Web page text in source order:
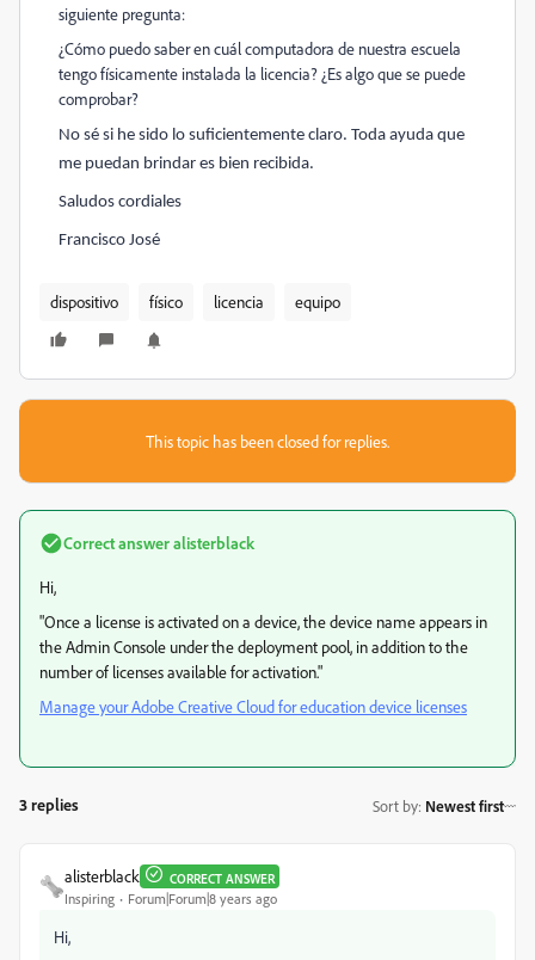
siguiente pregunta:
¿Cómo puedo saber en cuál computadora de nuestra escuela
tengo físicamente instalada la licencia? ¿Es algo que se puede
comprobar?
No sé si he sido lo suficientemente claro. Toda ayuda que
me puedan brindar es bien recibida.
Saludos cordiales
Francisco José
dispositivo físico licencia equipo
This topic has been closed for replies.
Correct answeralisterblack
Hi,
"Once a license is activated on a device, the device name appears in
the Admin Console under the deployment pool, in addition to the
number of licenses available for activation."
Manage your Adobe Creative Cloud for education device licenses
3 replies Sort by: Newest first
alisterblack CORRECT ANSWER
Inspiring Forum|Forum|8 years ago
Hi,